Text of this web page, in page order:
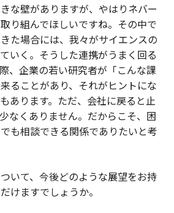
な壁がありますが、やはりネバー
り組んでほしいですね。その中で
た場合には、我々がサイエンスの
いく。そうした連携がうまく回る
、企業の若い研究者が「こんな課
ることがあり、それがヒントにな
あります。ただ、会社に戻ると止
なくありません。だからこそ、困
も相談できる関係でありたいと考
いて、今後どのような展望をお持
けますでしょうか。